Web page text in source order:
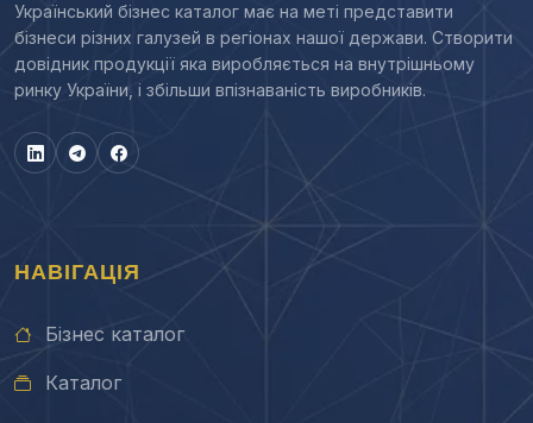
Український бізнес каталог має на меті представити
бізнеси різних галузей в регіонах нашої держави. Створити
довідник продукції яка виробляється на внутрішньому
ринку України, і збільши впізнаваність виробників.
НАВІГАЦІЯ
Бізнес каталог
Каталог